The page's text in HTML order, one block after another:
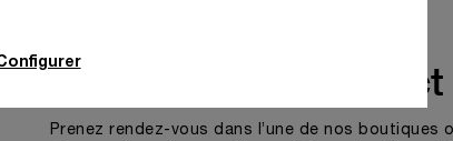
Prendre contact
Prenez rendez-vous dans l’une de nos boutiques